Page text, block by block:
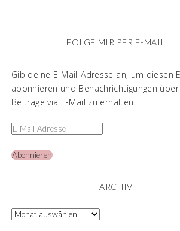
FOLGE MIR PER E-MAIL
Gib deine E-Mail-Adresse an, um diesen
abonnieren und Benachrichtigungen über
Beiträge via E-Mail zu erhalten.
Abonnieren
ARCHIV